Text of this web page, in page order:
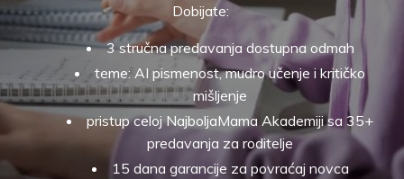
Dobijate:
3 stručna predavanja dostupna odmah
teme: AI pismenost, mudro učenje i kritičko
mišljenje
pristup celoj NajboljaMama Akademiji sa 35+
predavanja za roditelje
15 dana garancije za povraćaj novca